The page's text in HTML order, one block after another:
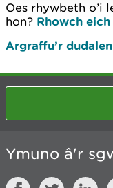
Oes rhywbeth o’i
hon? Rhowch
Argraffu’r
Ymuno â'r